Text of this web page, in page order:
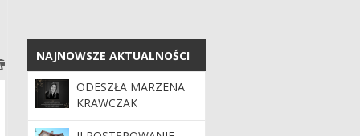
NAJNOWSZE AKTUALNOŚCI
NAJNOWSZE AKTUALNOŚCI
ODESZŁA MARZENA
KRAWCZAK